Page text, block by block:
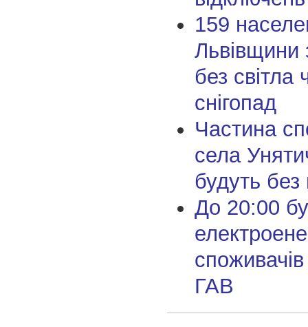
159
Львівщини
без світла
снігопад
Частина
села
будуть без
До 20:00
ГАВ